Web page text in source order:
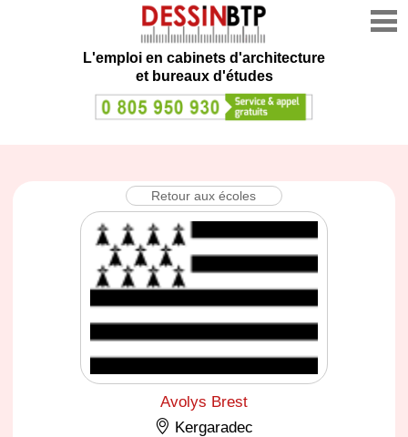
L'emploi en cabinets d'architecture
et bureaux d'études
Retour aux écoles
Avolys Brest
Kergaradec